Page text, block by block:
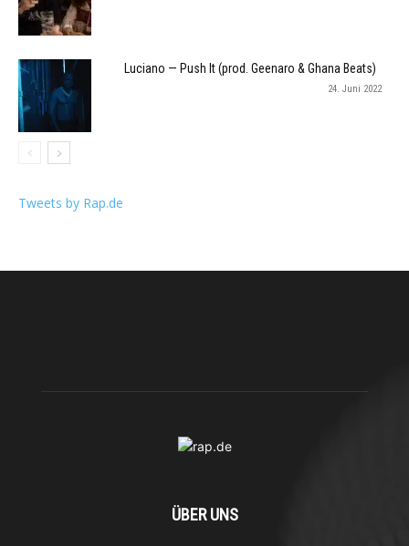
Luciano — Push It (prod. Geenaro & Ghana Beats)
24. Juni 2022
Tweets by Rap.de
ÜBER UNS